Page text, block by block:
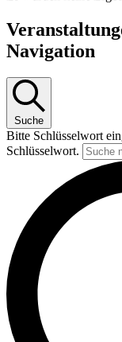
Navigation
Suche
Bitte Schlüsselwort
Schlüsselwort.